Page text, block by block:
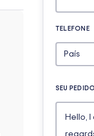
TELEFONE
SEU PEDIDO